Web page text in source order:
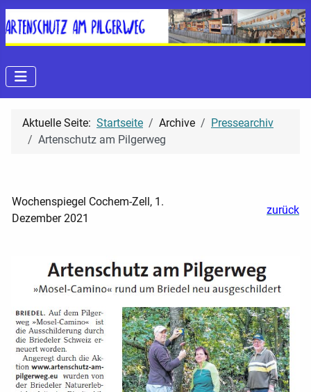
Aktuelle Seite: Startseite Archive
Pressearchiv
Artenschutz am Pilgerweg
Wochenspiegel Cochem-Zell, 1.
Dezember 2021
zurück